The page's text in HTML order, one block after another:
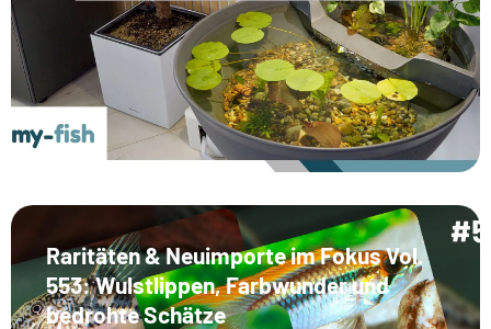
Raritäten & Neuimporte im Fokus Vol.
553: Wulstlippen, Farbwunder und
bedrohte Schätze